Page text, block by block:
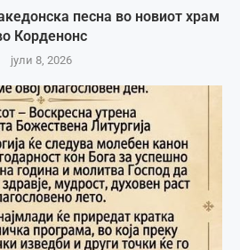
песна во новиот храм
Корденонс
јули 8, 2026